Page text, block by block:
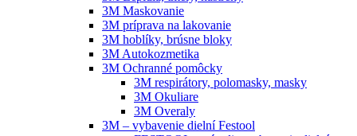
3M Maskovanie
3M príprava na lakovanie
3M hoblíky, brúsne bloky
3M Autokozmetika
3M Ochranné pomôcky
3M respirátory, polomasky, masky
3M Okuliare
3M Overaly
3M – vybavenie dielní Festool